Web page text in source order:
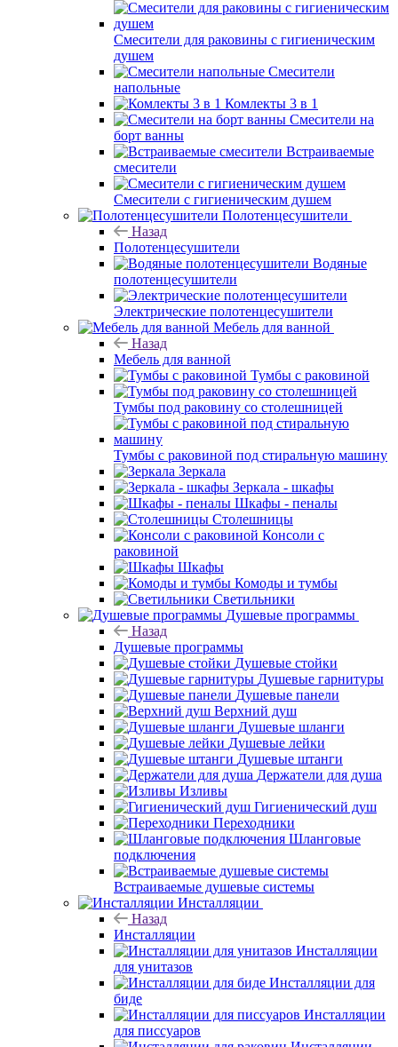
Смесители для раковины с гигиеническим
душем
Смесители
напольные
Комлекты 3 в 1
Смесители на
борт ванны
Встраиваемые
смесители
Смесители с гигиеническим душем
Полотенцесушители
Назад
Полотенцесушители
Водяные
полотенцесушители
Электрические полотенцесушители
Мебель для ванной
Назад
Мебель для ванной
Тумбы с раковиной
Тумбы под раковину со столешницей
Тумбы с раковиной под стиральную машину
Зеркала
Зеркала - шкафы
Шкафы - пеналы
Столешницы
Консоли с
раковиной
Шкафы
Комоды и тумбы
Светильники
Душевые программы
Назад
Душевые программы
Душевые стойки
Душевые гарнитуры
Душевые панели
Верхний душ
Душевые шланги
Душевые лейки
Душевые штанги
Держатели для душа
Изливы
Гигиенический душ
Переходники
Шланговые
подключения
Встраиваемые душевые системы
Инсталляции
Назад
Инсталляции
Инсталляции
для унитазов
Инсталляции для
биде
Инсталляции
для писсуаров